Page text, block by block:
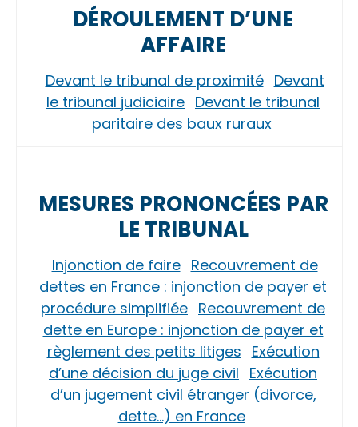
DÉROULEMENT D’UNE
AFFAIRE
Devant le tribunal de proximité Devant
le tribunal judiciaire Devant le tribunal
paritaire des baux ruraux
MESURES PRONONCÉES PAR
LE TRIBUNAL
Injonction de faire Recouvrement de
dettes en France : injonction de payer et
procédure simplifiée Recouvrement de
dette en Europe : injonction de payer et
règlement des petits litiges Exécution
d’une décision du juge civil Exécution
d’un jugement civil étranger (divorce,
dette…) en France